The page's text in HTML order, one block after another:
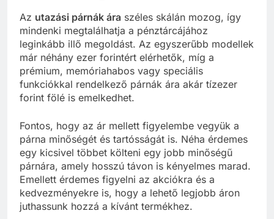
Az utazási párnák ára széles skálán mozog, így
mindenki megtalálhatja a pénztárcájához
leginkább illő megoldást. Az egyszerűbb modellek
már néhány ezer forintért elérhetők, míg a
prémium, memóriahabos vagy speciális
funkciókkal rendelkező párnák ára akár tízezer
forint fölé is emelkedhet.
Fontos, hogy az ár mellett figyelembe vegyük a
párna minőségét és tartósságát is. Néha érdemes
egy kicsivel többet költeni egy jobb minőségű
párnára, amely hosszú távon is kényelmes marad.
Emellett érdemes figyelni az akciókra és a
kedvezményekre is, hogy a lehető legjobb áron
juthassunk hozzá a kívánt termékhez.